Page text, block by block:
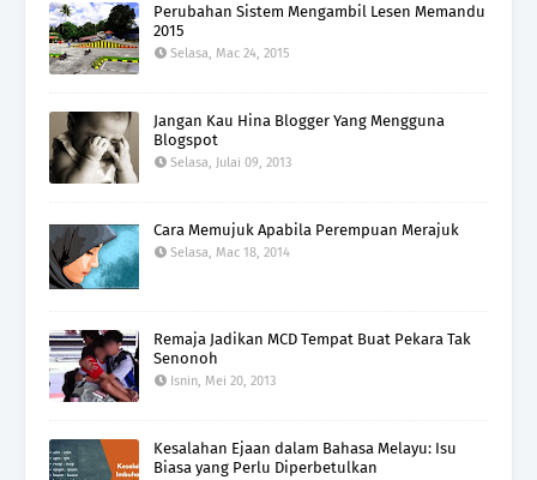
Perubahan Sistem Mengambil Lesen Memandu
2015
Selasa, Mac 24, 2015
Jangan Kau Hina Blogger Yang Mengguna
Blogspot
Selasa, Julai 09, 2013
Cara Memujuk Apabila Perempuan Merajuk
Selasa, Mac 18, 2014
Remaja Jadikan MCD Tempat Buat Pekara Tak
Senonoh
Isnin, Mei 20, 2013
Kesalahan Ejaan dalam Bahasa Melayu: Isu
Biasa yang Perlu Diperbetulkan